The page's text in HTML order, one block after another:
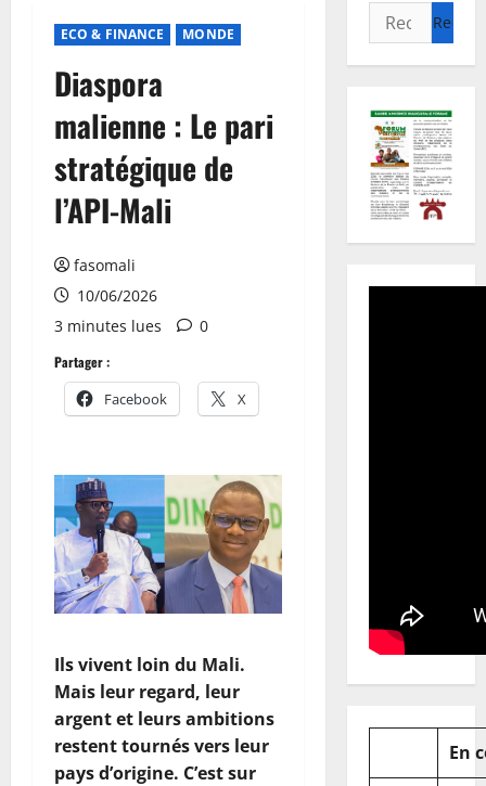
ECO & FINANCE MONDE
Diaspora
malienne : Le pari
stratégique de
l’API-Mali
fasomali
10/06/2026
3 minutes lues
0
Partager :
Facebook X
Ils vivent loin du Mali.
Mais leur regard, leur
argent et leurs ambitions
restent tournés vers leur
pays d’origine. C’est sur
Rechercher :
En